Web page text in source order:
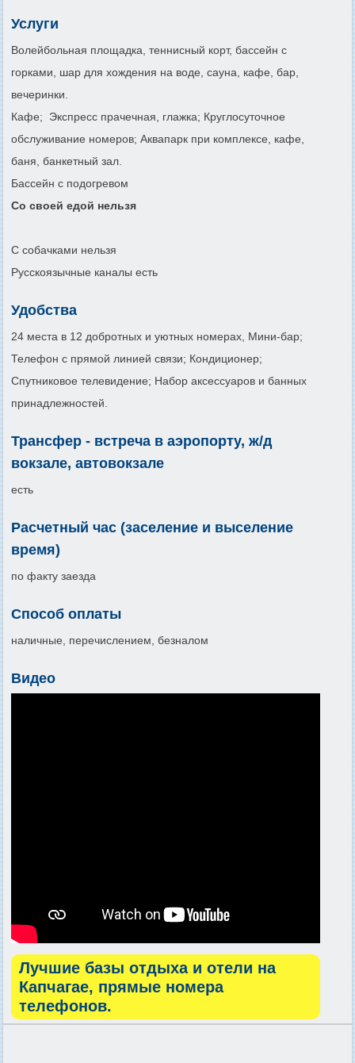
Услуги
Волейбольная площадка, теннисный корт, бассейн с
горками, шар для хождения на воде, сауна, кафе, бар,
вечеринки.
Кафе; Экспресс прачечная, глажка; Круглосуточное
обслуживание номеров; Аквапарк при комплексе, кафе,
баня, банкетный зал.
Бассейн с подогревом
Со своей едой нельзя
С собачками нельзя
Русскоязычные каналы есть
Удобства
24 места в 12 добротных и уютных номерах, Мини-бар;
Телефон с прямой линией связи; Кондиционер;
Спутниковое телевидение; Набор аксессуаров и банных
принадлежностей.
Трансфер - встреча в аэропорту, ж/д
вокзале, автовокзале
есть
Расчетный час (заселение и выселение
время)
по факту заезда
Способ оплаты
наличные, перечислением, безналом
Видео
Лучшие базы отдыха и отели на
Капчагае, прямые номера
телефонов.